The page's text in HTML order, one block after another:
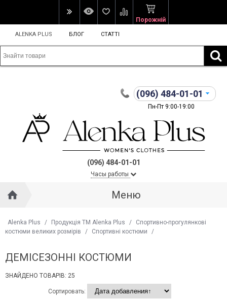
Порожній
ALENKA PLUS БЛОГ СТАТТІ
(096) 484-01-01
Пн-Пт 9:00-19:00
(096) 484-01-01
Часы работы
Меню
Alenka Plus / Продукція ТМ Alenka Plus /
Спортивно-прогулянкові
костюми великих розмірів
/ Спортивні костюми /
ДЕМІСЕЗОННІ КОСТЮМИ
ЗНАЙДЕНО ТОВАРІВ: 25
Сортировать: